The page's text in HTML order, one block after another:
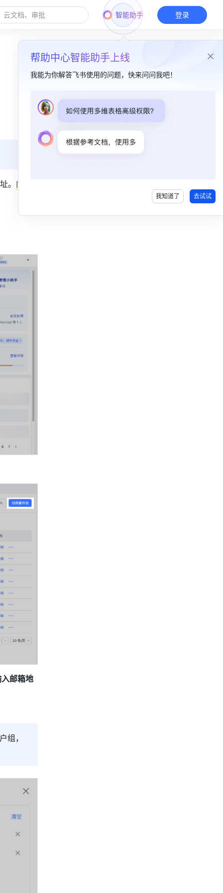
智能助手
帮助中心智能助手上线
我能为你解答飞书使用的问题，快来问问我吧！
我知道了 去试试
登录
。 向邮
邮箱地
组，
本篇目录
二、操作流程​